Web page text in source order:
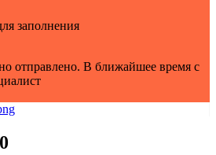
заполнения
отправлено. В ближайшее время с